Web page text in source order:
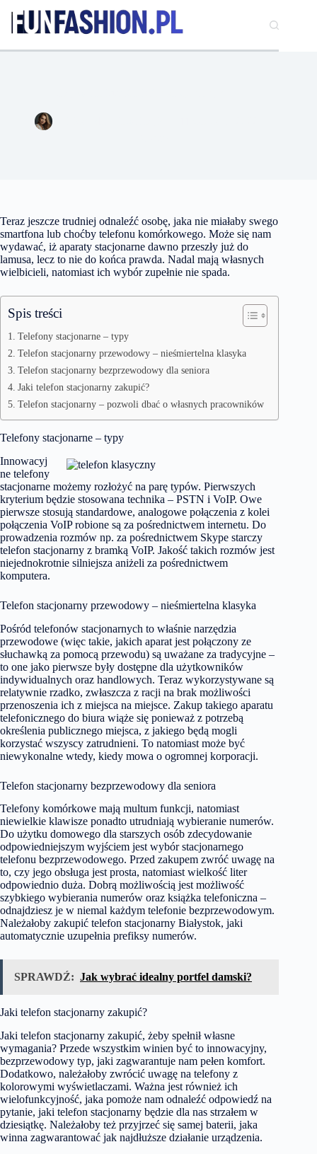
treści
Teraz jeszcze trudniej odnaleźć osobę, jaka nie miałaby swego
smartfona lub choćby telefonu komórkowego. Może się nam
wydawać, iż aparaty stacjonarne dawno przeszły już do
lamusa, lecz to nie do końca prawda. Nadal mają własnych
wielbicieli, natomiast ich wybór zupełnie nie spada.
Spis treści
Telefony stacjonarne – typy
Telefon stacjonarny przewodowy – nieśmiertelna klasyka
Telefon stacjonarny bezprzewodowy dla seniora
Jaki telefon stacjonarny zakupić?
Telefon stacjonarny – pozwoli dbać o własnych pracowników
Telefony stacjonarne – typy
Innowacyj
ne telefony
stacjonarne możemy rozłożyć na parę typów. Pierwszych
kryterium będzie stosowana technika – PSTN i VoIP. Owe
pierwsze stosują standardowe, analogowe połączenia z kolei
połączenia VoIP robione są za pośrednictwem internetu. Do
prowadzenia rozmów np. za pośrednictwem Skype starczy
telefon stacjonarny z bramką VoIP. Jakość takich rozmów jest
niejednokrotnie silniejsza aniżeli za pośrednictwem
komputera.
Telefon stacjonarny przewodowy – nieśmiertelna klasyka
Pośród telefonów stacjonarnych to właśnie narzędzia
przewodowe (więc takie, jakich aparat jest połączony ze
słuchawką za pomocą przewodu) są uważane za tradycyjne –
to one jako pierwsze były dostępne dla użytkowników
indywidualnych oraz handlowych. Teraz wykorzystywane są
relatywnie rzadko, zwłaszcza z racji na brak możliwości
przenoszenia ich z miejsca na miejsce. Zakup takiego aparatu
telefonicznego do biura wiąże się ponieważ z potrzebą
określenia publicznego miejsca, z jakiego będą mogli
korzystać wszyscy zatrudnieni. To natomiast może być
niewykonalne wtedy, kiedy mowa o ogromnej korporacji.
Telefon stacjonarny bezprzewodowy dla seniora
Telefony komórkowe mają multum funkcji, natomiast
niewielkie klawisze ponadto utrudniają wybieranie numerów.
Do użytku domowego dla starszych osób zdecydowanie
odpowiedniejszym wyjściem jest wybór stacjonarnego
telefonu bezprzewodowego. Przed zakupem zwróć uwagę na
to, czy jego obsługa jest prosta, natomiast wielkość liter
odpowiednio duża. Dobrą możliwością jest możliwość
szybkiego wybierania numerów oraz książka telefoniczna –
odnajdziesz je w niemal każdym telefonie bezprzewodowym.
Należałoby zakupić telefon stacjonarny Białystok, jaki
automatycznie uzupełnia prefiksy numerów.
SPRAWDŹ: Jak wybrać idealny portfel damski?
Jaki telefon stacjonarny zakupić?
Jaki telefon stacjonarny zakupić, żeby spełnił własne
wymagania? Przede wszystkim winien być to innowacyjny,
bezprzewodowy typ, jaki zagwarantuje nam pełen komfort.
Dodatkowo, należałoby zwrócić uwagę na telefony z
kolorowymi wyświetlaczami. Ważna jest również ich
wielofunkcyjność, jaka pomoże nam odnaleźć odpowiedź na
pytanie, jaki telefon stacjonarny będzie dla nas strzałem w
dziesiątkę. Należałoby też przyjrzeć się samej baterii, jaka
winna zagwarantować jak najdłuższe działanie urządzenia.